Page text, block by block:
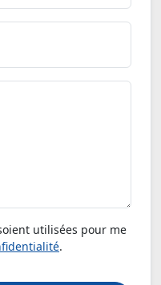
utilisées pour me
.